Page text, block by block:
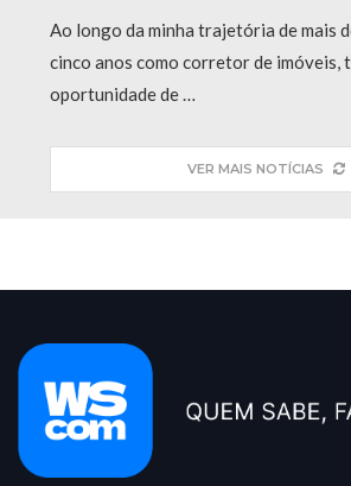
Ao longo da minha trajetória de mais
cinco anos como corretor de imóveis,
oportunidade de …
VER MAIS NOTÍCIAS